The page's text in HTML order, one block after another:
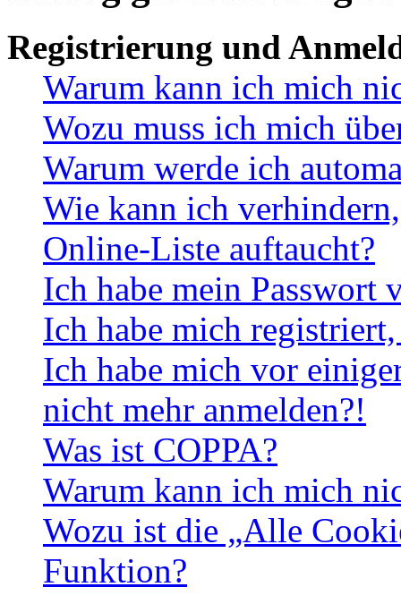
Registrierung und
Warum kann ich mich
Wozu muss ich mich
Warum werde ich
Wie kann ich
Online-Liste auftaucht?
Ich habe mein Passwort
Ich habe mich
Ich habe mich vor
nicht mehr anmelden?!
Was ist COPPA?
Warum kann ich mich
Wozu ist die „Alle
Funktion?